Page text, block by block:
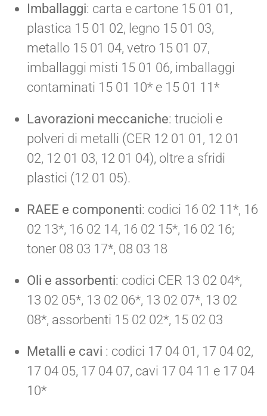
Imballaggi: carta e cartone 15 01 01,
plastica 15 01 02, legno 15 01 03,
metallo 15 01 04, vetro 15 01 07,
imballaggi misti 15 01 06, imballaggi
contaminati 15 01 10* e 15 01 11*
Lavorazioni meccaniche: trucioli e
polveri di metalli (CER 12 01 01, 12 01
02, 12 01 03, 12 01 04), oltre a sfridi
plastici (12 01 05).
RAEE e componenti: codici 16 02 11*, 16
02 13*, 16 02 14, 16 02 15*, 16 02 16;
toner 08 03 17*, 08 03 18
Oli e assorbenti: codici CER 13 02 04*,
13 02 05*, 13 02 06*, 13 02 07*, 13 02
08*, assorbenti 15 02 02*, 15 02 03
Metalli e cavi : codici 17 04 01, 17 04 02,
17 04 05, 17 04 07, cavi 17 04 11 e 17 04
10*